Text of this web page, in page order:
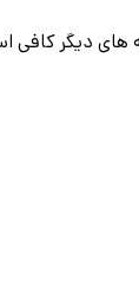
دیگر کافی